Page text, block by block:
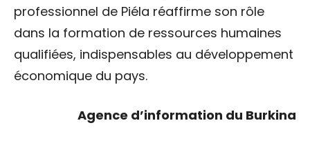
professionnel de Piéla réaffirme son rôle
dans la formation de ressources humaines
qualifiées, indispensables au développement
économique du pays.
Agence d’information du Burkina